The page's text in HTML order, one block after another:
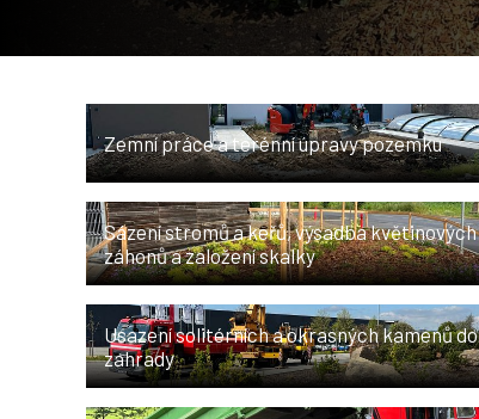
Zemní práce a terénní úpravy pozemku
Sázení stromů a keřů, výsadba květinových
záhonů a založení skalky
Usazení solitérních a okrasných kamenů do
zahrady